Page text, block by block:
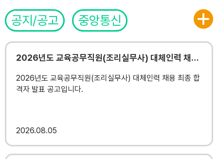
29
토요휴업일
공지/공고 중앙통신
2026년도 교육공무직원(조리실무사) 대체인력 채용 최종 합격자 발표 공고
2026년도 교육공무직원(조리실무사) 대체인력 채용 최종 합
격자 발표 공고입니다.
2026 08.05